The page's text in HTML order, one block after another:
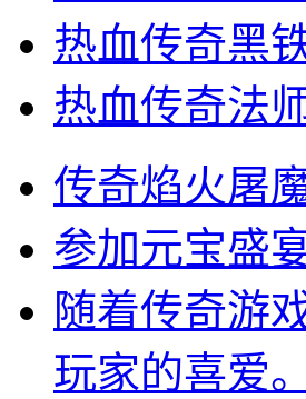
热血传奇黑
热血传奇法
传奇焰火屠
参加元宝盛
随着传奇游
玩家的喜爱